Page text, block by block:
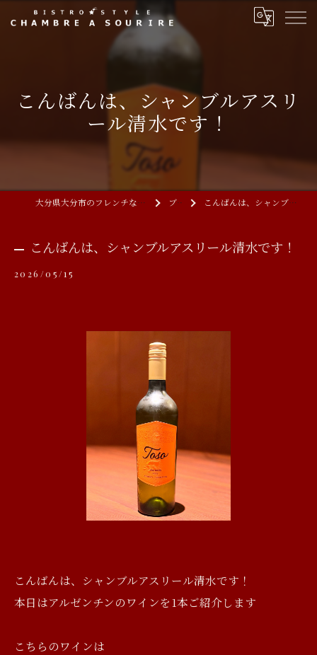
こんばんは、シャンブルアスリ
ール清水です！
大分県大分市のフレンチならCHAMBRE A SOURIRE ブログ こんばんは、シャンブルアスリール清水です！
こんばんは、シャンブルアスリール清水です！
2026/05/15
こんばんは、シャンブルアスリール清水です！
本日はアルゼンチンのワインを1本ご紹介します
こちらのワインは